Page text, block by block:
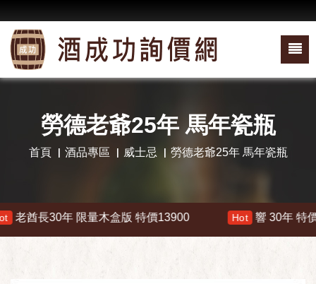
勞德老爺25年 馬年瓷瓶
首頁 酒品專區 威士忌 勞德老爺25年 馬年瓷瓶
酋長30年 限量木盒版 特價13900 響 30年 特價